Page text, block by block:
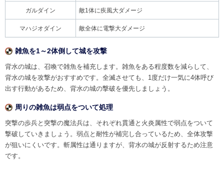
ガルダイン 敵1体に疾風大ダメージ
マハジオダイン 敵全体に電撃大ダメージ
雑魚を1～2体倒して城を攻撃
背水の城は、召喚で雑魚を補充します。雑魚をある程度数を減らして、
背水の城を攻撃がおすすめです。全滅させても、1度だけ一気に4体呼び
出す行動があるため、背水の城の撃破を優先しましょう。
周りの雑魚は弱点をついて処理
突撃の歩兵と突撃の魔法兵は、それぞれ貫通と火炎属性で弱点をついて
撃破していきましょう。弱点と耐性が補完し合っているため、全体攻撃
が狙いにくいです。斬属性は通りますが、背水の城が反射するため注意
です。